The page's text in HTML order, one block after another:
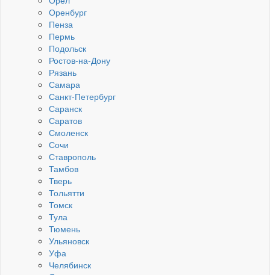
Оренбург
Пенза
Пермь
Подольск
Ростов-на-Дону
Рязань
Самара
Санкт-Петербург
Саранск
Саратов
Смоленск
Сочи
Ставрополь
Тамбов
Тверь
Тольятти
Томск
Тула
Тюмень
Ульяновск
Уфа
Челябинск